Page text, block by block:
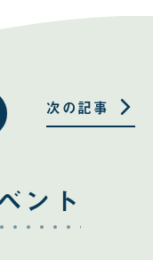
次の記事
ント